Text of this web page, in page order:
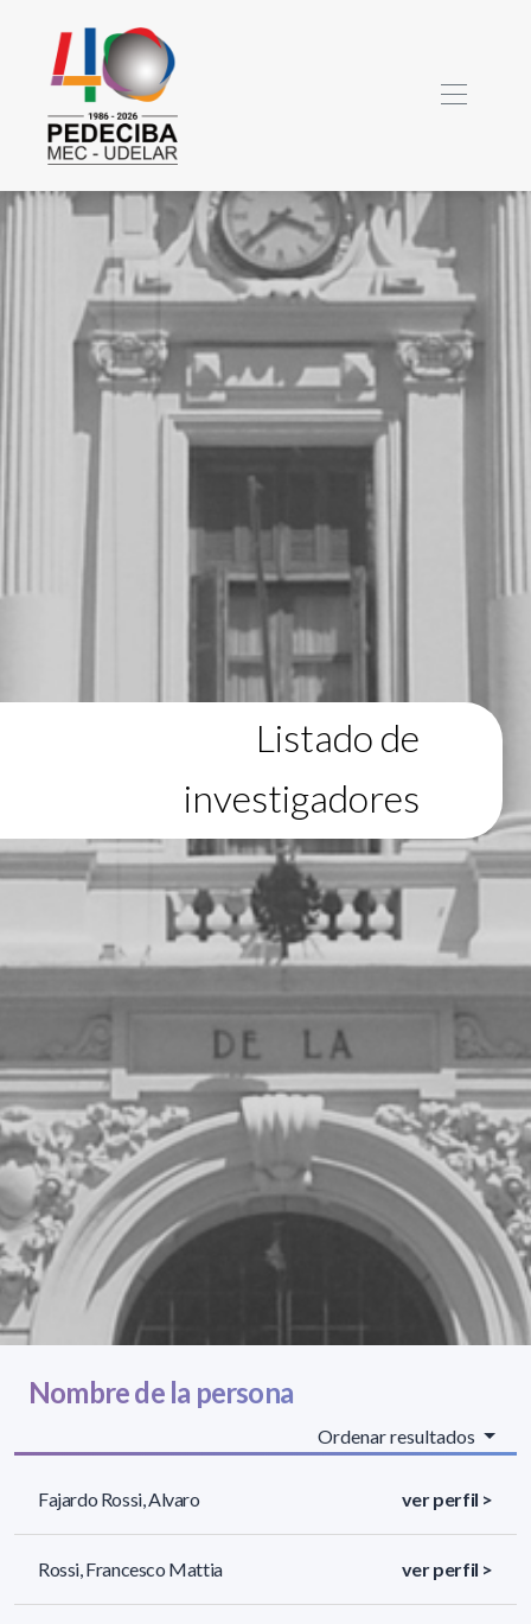
Listado de
investigadores
Nombre de la persona
Ordenar resultados
Fajardo Rossi, Alvaro ver perfil >
Rossi, Francesco Mattia ver perfil >